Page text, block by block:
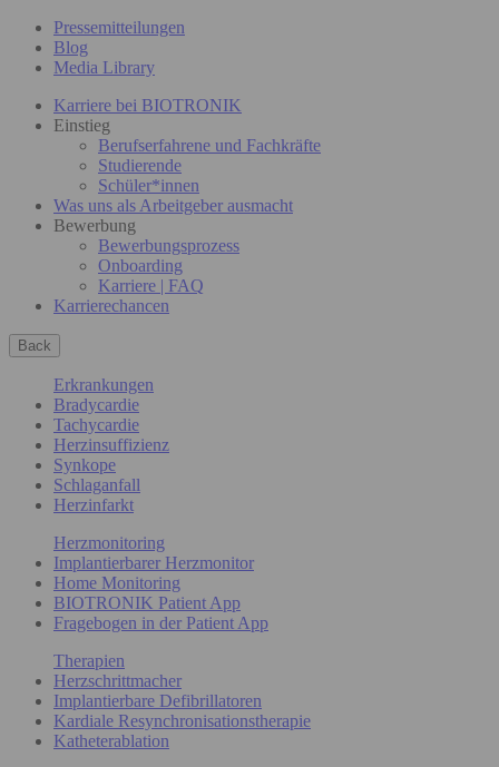
Pressemitteilungen
Blog
Media Library
Karriere bei BIOTRONIK
Einstieg
Berufserfahrene und Fachkräfte
Studierende
Schüler*innen
Was uns als Arbeitgeber ausmacht
Bewerbung
Bewerbungsprozess
Onboarding
Karriere | FAQ
Karrierechancen
Back
Erkrankungen
Bradycardie
Tachycardie
Herzinsuffizienz
Synkope
Schlaganfall
Herzinfarkt
Herzmonitoring
Implantierbarer Herzmonitor
Home Monitoring
BIOTRONIK Patient App
Fragebogen in der Patient App
Therapien
Herzschrittmacher
Implantierbare Defibrillatoren
Kardiale Resynchronisationstherapie
Katheterablation